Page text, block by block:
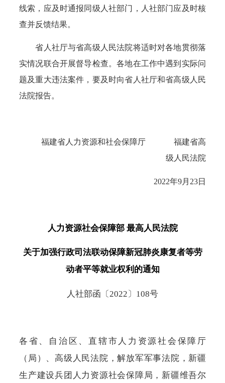
线索，应及时通报同级人社部门，人社部门应及时核
查并反馈结果。
省人社厅与省高级人民法院将适时对各地贯彻落
实情况联合开展督导检查。各地在工作中遇到实际问
题及重大违法案件，要及时向省人社厅和省高级人民
法院报告。
福建省人力资源和社会保障厅 福建省高
级人民法院
2022年9月23日
人力资源社会保障部 最高人民法院
关于加强行政司法联动保障新冠肺炎康复者等劳
动者平等就业权利的通知
人社部函〔 2022〕108号
各省、自治区、直辖市人力资源社会保障厅
（局）、高级人民法院，解放军军事法院，新疆
生产建设兵团人力资源社会保障局，新疆维吾尔